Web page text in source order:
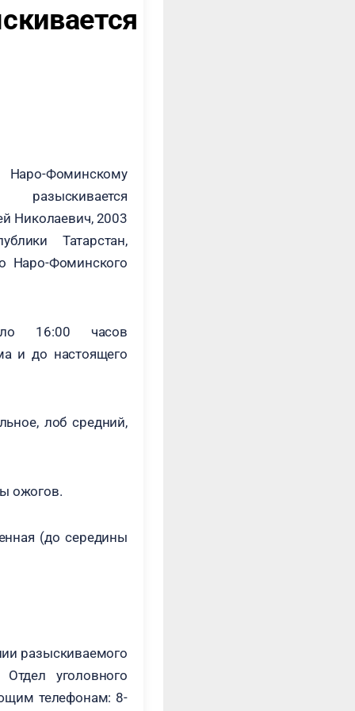
Фоминскому
Николаевич, 2003
Татарстан,
Наро-Фоминского
16:00 часов
и до настоящего
лоб средний,
ожогов.
(до середины
разыскиваемого
уголовного
телефонам: 8-